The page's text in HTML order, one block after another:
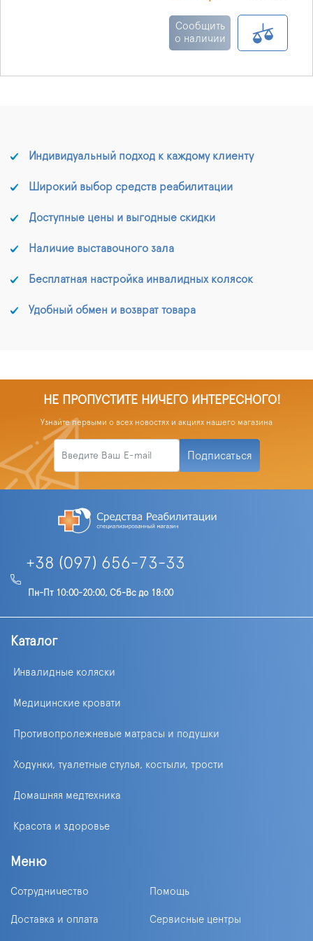
Сообщить
о наличии
Индивидуальный подход к каждому клиенту
Широкий выбор средств реабилитации
Доступные цены и выгодные скидки
Наличие выставочного зала
Бесплатная настройка инвалидных колясок
Удобный обмен и возврат товара
НЕ ПРОПУСТИТЕ НИЧЕГО ИНТЕРЕСНОГО!
Узнайте первыми о всех новостях и акциях нашего магазина
Подписаться
+38 (097) 656-73-33
Пн-Пт 10:00-20:00, Сб-Вс до 18:00
Каталог
Инвалидные коляски
Медицинские кровати
Противопролежневые матрасы и подушки
Ходунки, туалетные стулья, костыли, трости
Домашняя медтехника
Красота и здоровье
Меню
Сотрудничество Помощь
Доставка и оплата Сервисные центры